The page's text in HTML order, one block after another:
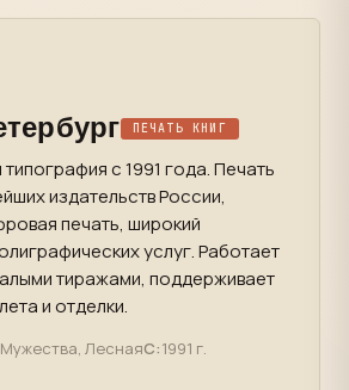
ПЕЧАТЬ КНИГ
с 1991 года. Печать
издательств России,
печать, широкий
услуг. Работает
тиражами, поддерживает
и отделки.
ЛеснаяС:1991 г.